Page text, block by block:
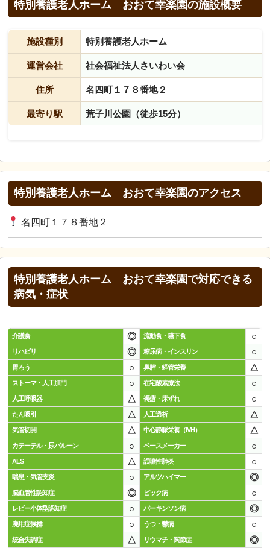
特別養護老人ホーム おおて幸楽園の施設概要
施設種別 特別養護老人ホーム
運営会社 社会福祉法人さいわい会
住所 名四町１７８番地２
最寄り駅 荒子川公園（徒歩15分）
特別養護老人ホーム おおて幸楽園のアクセス
名四町１７８番地２
特別養護老人ホーム おおて幸楽園で対応できる
病気・症状
介護食 ◎ 流動食・嚥下食 ○
リハビリ ◎ 糖尿病・インスリン ○
胃ろう ○ 鼻腔・経管栄養 △
ストーマ・人工肛門 ○ 在宅酸素療法 ○
人工呼吸器 △ 褥瘡・床ずれ ○
たん吸引 △ 人工透析 △
気管切開 △ 中心静脈栄養（IVH） △
カテーテル・尿バルーン ○ ペースメーカー ○
ALS △ 誤嚥性肺炎 ○
喘息・気管支炎 ○ アルツハイマー ◎
脳血管性認知症 ◎ ピック病 ○
レビー小体型認知症 ○ パーキンソン病 ◎
廃用症候群 ○ うつ・鬱病 ○
統合失調症 △ リウマチ・関節症 ◎